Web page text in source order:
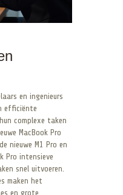
en ingenieurs
efficiënte
complexe taken
MacBook Pro
nieuwe M1 Pro en
Pro intensieve
snel uitvoeren.
maken het
en grote